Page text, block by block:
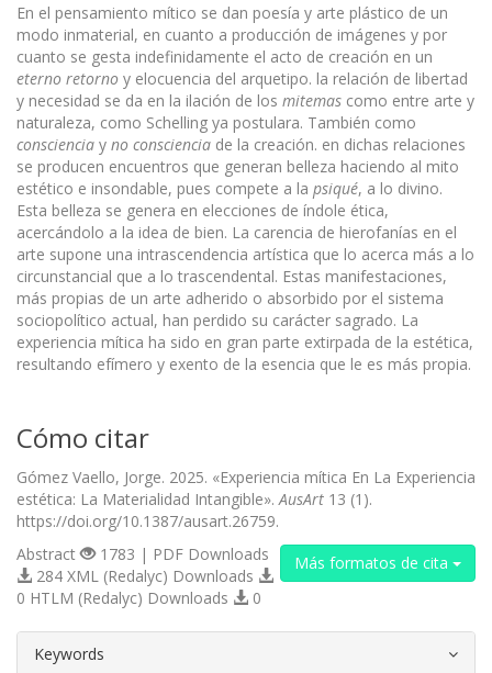
En el pensamiento mítico se dan poesía y arte plástico de un
modo inmaterial, en cuanto a producción de imágenes y por
cuanto se gesta indefinidamente el acto de creación en un
eterno retorno y elocuencia del arquetipo. la relación de libertad
y necesidad se da en la ilación de los mitemas como entre arte y
naturaleza, como Schelling ya postulara. También como
consciencia y no consciencia de la creación. en dichas relaciones
se producen encuentros que generan belleza haciendo al mito
estético e insondable, pues compete a la psiqué, a lo divino.
Esta belleza se genera en elecciones de índole ética,
acercándolo a la idea de bien. La carencia de hierofanías en el
arte supone una intrascendencia artística que lo acerca más a lo
circunstancial que a lo trascendental. Estas manifestaciones,
más propias de un arte adherido o absorbido por el sistema
sociopolítico actual, han perdido su carácter sagrado. La
experiencia mítica ha sido en gran parte extirpada de la estética,
resultando efímero y exento de la esencia que le es más propia.
Cómo citar
Gómez Vaello, Jorge. 2025. «Experiencia mítica En La Experiencia
estética: La Materialidad Intangible».AusArt 13 (1).
https://doi.org/10.1387/ausart.26759.
Más formatos de cita
Abstract
1783 | PDF Downloads
284 XML (Redalyc) Downloads
0 HTLM (Redalyc) Downloads
0
Keywords